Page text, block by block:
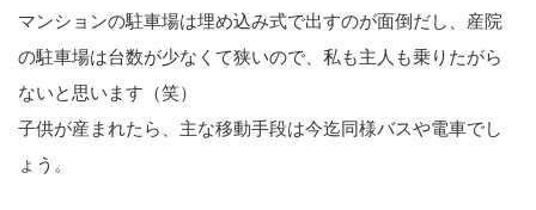
マンションの駐車場は埋め込み式で出すのが面倒だし、産院
の駐車場は台数が少なくて狭いので、私も主人も乗りたがら
ないと思います（笑）
子供が産まれたら、主な移動手段は今迄同様バスや電車でし
ょう。